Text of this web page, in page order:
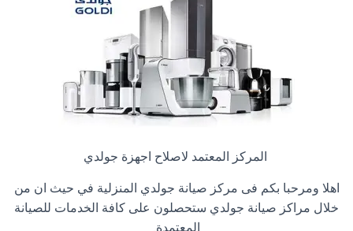
المركز المعتمد لاصلاح اجهزة جولدي
اهلا ومرحبا بكم فى مركز صيانة جولدي المنزلية في حيث ان من
خلال مراكز صيانة جولدي ستحصلون على كافة الخدمات للصيانة
المعتمدة.